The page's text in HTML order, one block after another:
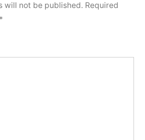
will not be published. Required
*